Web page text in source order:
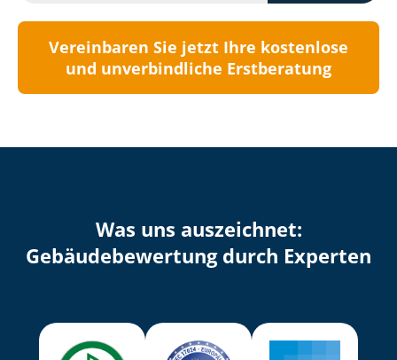
Vereinbaren Sie jetzt Ihre kostenlose
und unverbindliche Erstberatung
Was uns auszeichnet:
Ge­bäu­de­be­wer­tung durch Experten